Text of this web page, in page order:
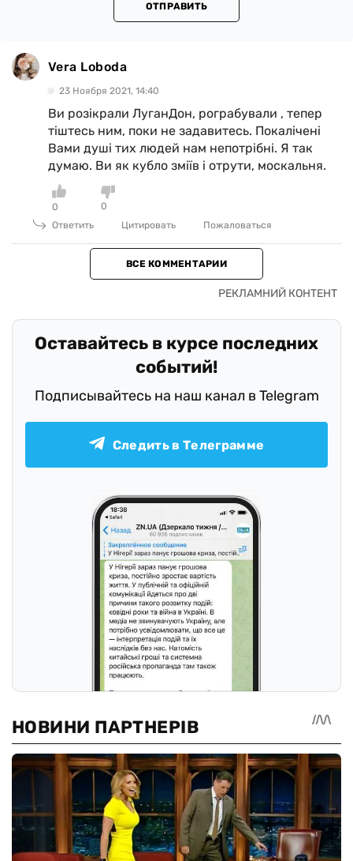
ОТПРАВИТЬ
Vera Loboda
23 Ноября 2021, 14:40
Ви розікрали ЛуганДон, рограбували , тепер
тіштесь ним, поки не задавитесь. Покалічені
Вами душі тих людей нам непотрібні. Я так
думаю. Ви як кубло зміїв і отрути, москальня.
0
0
Ответить
Цитировать Пожаловаться
ВСЕ КОММЕНТАРИИ
Оставайтесь в курсе последних
событий!
Подписывайтесь на наш канал в Telegram
Следить в Телеграмме